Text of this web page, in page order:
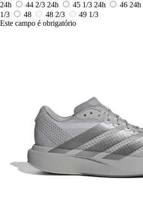
24h
44 2/3 24h 45 1/3 24h 46 24h
1/3
48 48 2/3
49 1/3
Este campo é obrigatório